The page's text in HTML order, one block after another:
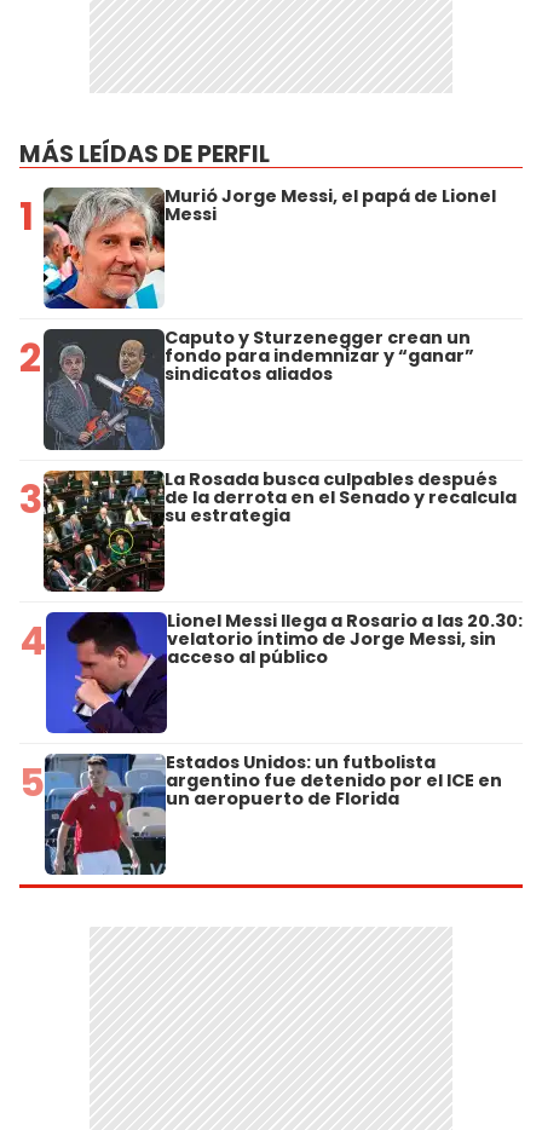
MÁS LEÍDAS DE PERFIL
1 Murió Jorge Messi, el papá de Lionel
Messi
2 Caputo y Sturzenegger crean un
fondo para indemnizar y “ganar”
sindicatos aliados
3 La Rosada busca culpables después
de la derrota en el Senado y recalcula
su estrategia
4 Lionel Messi llega a Rosario a las 20.30:
velatorio íntimo de Jorge Messi, sin
acceso al público
5 Estados Unidos: un futbolista
argentino fue detenido por el ICE en
un aeropuerto de Florida